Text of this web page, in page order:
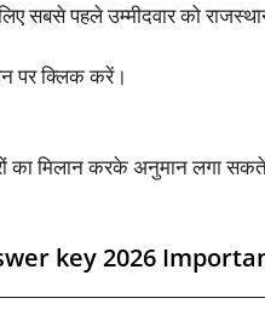
पहले उम्मीदवार को
पर क्लिक करें।
का मिलान करके अनुमान लगा
key 2026